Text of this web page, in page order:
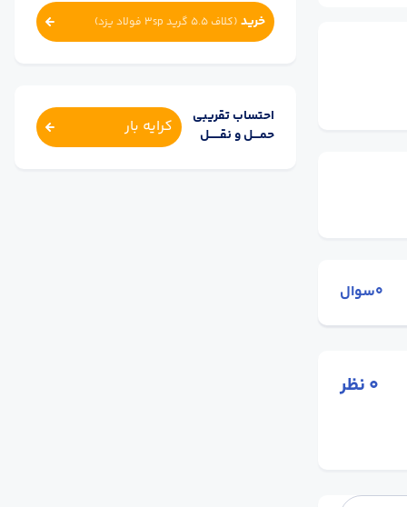
0سوال
0نظر
خرید (کلاف 5.5 گرید 3sp فولاد یزد )
احتساب تقریبی
حمــــل و نقــــــل
کرایه بار